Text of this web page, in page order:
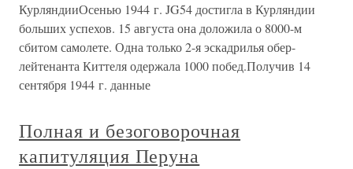
КурляндииОсенью 1944 г. JG54 достигла в Курляндии
больших успехов. 15 августа она доложила о 8000-м
сбитом самолете. Одна только 2-я эскадрилья обер-
лейтенанта Киттеля одержала 1000 побед.Получив 14
сентября 1944 г. данные
Полная и безоговорочная
капитуляция Перуна